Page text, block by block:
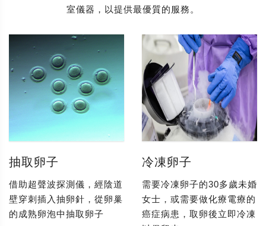
室儀器，以提供最優質的服務。
抽取卵子
借助超聲波探測儀，經陰道
壁穿刺插入抽卵針，從卵巢
的成熟卵泡中抽取卵子
冷凍卵子
需要冷凍卵子的30多歲未婚
女士，或需要做化療電療的
癌症病患，取卵後立即冷凍